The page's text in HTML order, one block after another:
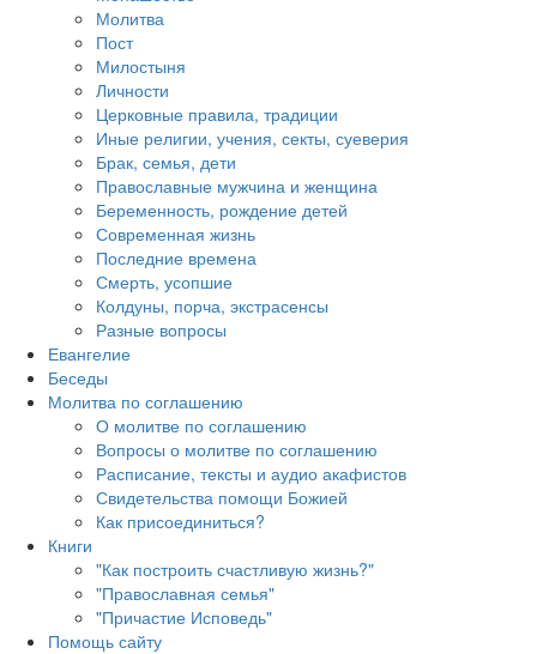
Молитва
Пост
Милостыня
Личности
Церковные правила, традиции
Иные религии, учения, секты, суеверия
Брак, семья, дети
Православные мужчина и женщина
Беременность, рождение детей
Современная жизнь
Последние времена
Смерть, усопшие
Колдуны, порча, экстрасенсы
Разные вопросы
Евангелие
Беседы
Молитва по соглашению
О молитве по соглашению
Вопросы о молитве по соглашению
Расписание, тексты и аудио акафистов
Свидетельства помощи Божией
Как присоединиться?
Книги
"Как построить счастливую жизнь?"
"Православная семья"
"Причастие Исповедь"
Помощь сайту